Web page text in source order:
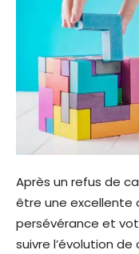
Après un refus de
être une excellente
persévérance et
suivre l’évolution